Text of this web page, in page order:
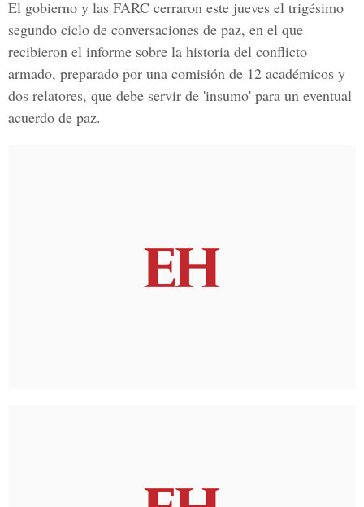
El gobierno y las FARC cerraron este jueves el trigésimo
segundo ciclo de conversaciones de paz, en el que
recibieron el informe sobre la historia del conflicto
armado, preparado por una comisión de 12 académicos y
dos relatores, que debe servir de 'insumo' para un eventual
acuerdo de paz.